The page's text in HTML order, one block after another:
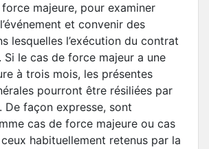
majeure, pour examiner
et convenir des
lesquelles l’exécution du contrat
Si le cas de force majeur a une
à trois mois, les présentes
pourront être résiliées par
De façon expresse, sont
cas de force majeure ou cas
habituellement retenus par la